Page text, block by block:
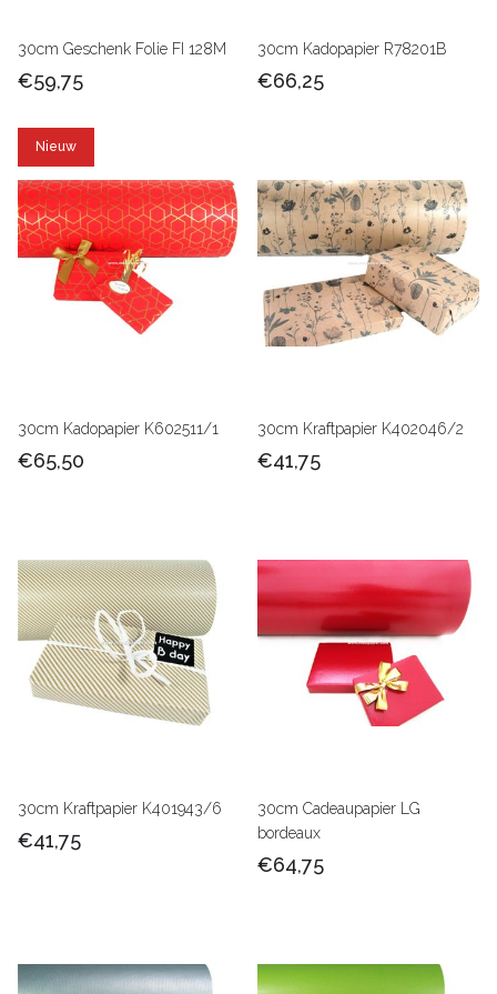
30cm Geschenk Folie FI 128M
€59,75
30cm Kadopapier R78201B
€66,25
Nieuw
30cm Kadopapier K602511/1
€65,50
30cm Kraftpapier K402046/2
€41,75
30cm Kraftpapier K401943/6
€41,75
30cm Cadeaupapier LG
bordeaux
€64,75